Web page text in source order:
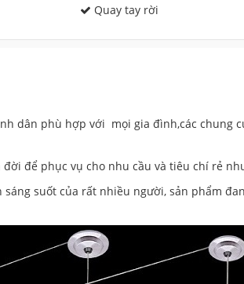
Quay tay rời
dân phù hợp với mọi gia đình,các chung
đời để phục vụ cho nhu cầu và tiêu chí rẻ
sáng suốt của rất nhiều người, sản phẩm